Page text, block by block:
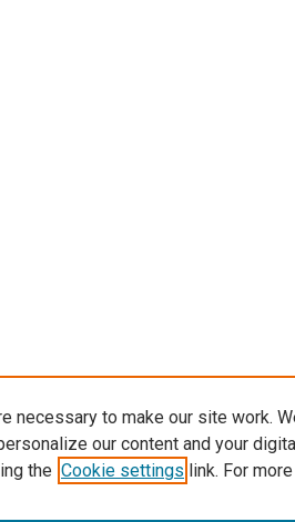
necessary to make our site work.
our content and your
the Cookie settings link. For